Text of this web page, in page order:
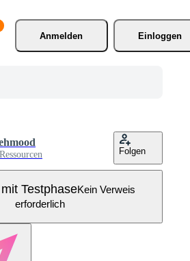
Anmelden
Einloggen
Folgen
TestphaseKein Verweis
erforderlich